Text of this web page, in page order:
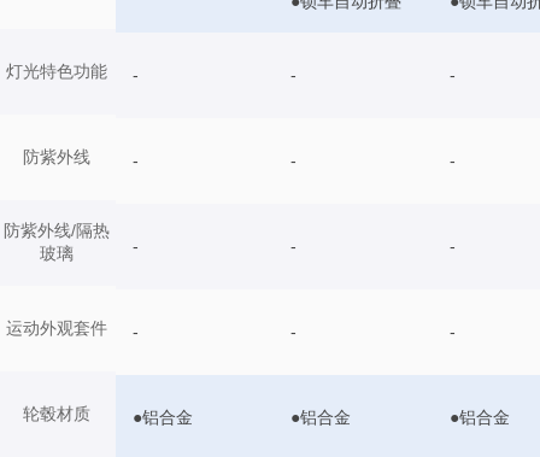
灯光特色功能
防紫外线
防紫外线/隔热
玻璃
运动外观套件
轮毂材质
- - -
- - -
- - -
- - -
●铝合金 ●铝合金 ●铝合金